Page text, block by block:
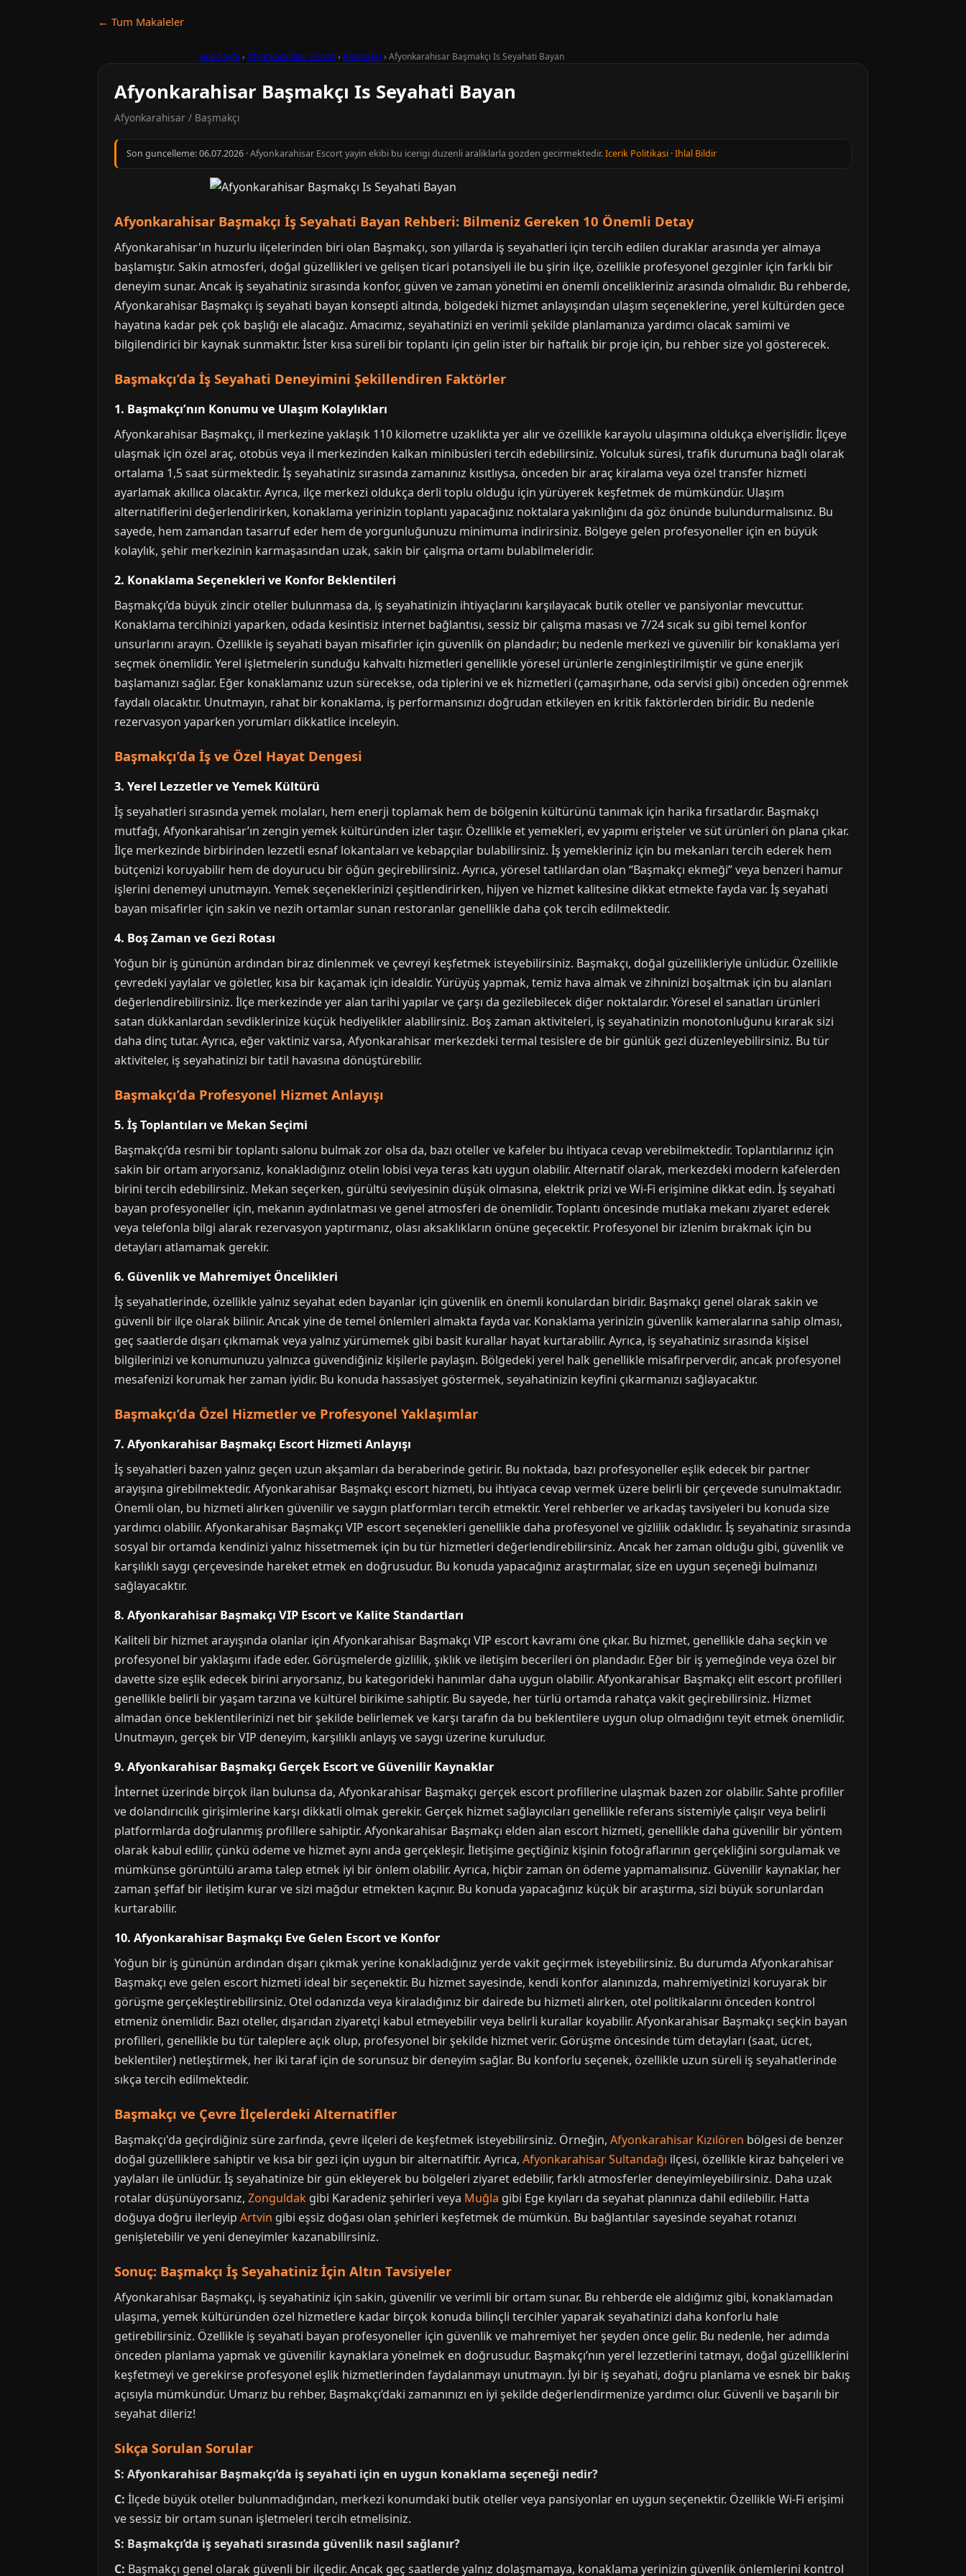
← Tum Makaleler
Ana Sayfa › Afyonkarahisar Escort› Başmakçı › Afyonkarahisar Başmakçı Is Seyahati Bayan
Afyonkarahisar Başmakçı Is Seyahati Bayan
Afyonkarahisar / Başmakçı
Son guncelleme:06.07.2026 · Afyonkarahisar Escort yayin ekibi bu icerigi duzenli araliklarla gozden gecirmektedir.Icerik Politikasi ·Ihlal Bildir
Afyonkarahisar Başmakçı İş Seyahati Bayan Rehberi: Bilmeniz Gereken 10 Önemli Detay
Afyonkarahisar'ın huzurlu ilçelerinden biri olan Başmakçı, son yıllarda iş seyahatleri için tercih edilen duraklar arasında yer almaya
başlamıştır. Sakin atmosferi, doğal güzellikleri ve gelişen ticari potansiyeli ile bu şirin ilçe, özellikle profesyonel gezginler için farklı bir
deneyim sunar. Ancak iş seyahatiniz sırasında konfor, güven ve zaman yönetimi en önemli öncelikleriniz arasında olmalıdır. Bu rehberde,
Afyonkarahisar Başmakçı iş seyahati bayan konsepti altında, bölgedeki hizmet anlayışından ulaşım seçeneklerine, yerel kültürden gece
hayatına kadar pek çok başlığı ele alacağız. Amacımız, seyahatinizi en verimli şekilde planlamanıza yardımcı olacak samimi ve
bilgilendirici bir kaynak sunmaktır. İster kısa süreli bir toplantı için gelin ister bir haftalık bir proje için, bu rehber size yol gösterecek.
Başmakçı’da İş Seyahati Deneyimini Şekillendiren Faktörler
1. Başmakçı’nın Konumu ve Ulaşım Kolaylıkları
Afyonkarahisar Başmakçı, il merkezine yaklaşık 110 kilometre uzaklıkta yer alır ve özellikle karayolu ulaşımına oldukça elverişlidir. İlçeye
ulaşmak için özel araç, otobüs veya il merkezinden kalkan minibüsleri tercih edebilirsiniz. Yolculuk süresi, trafik durumuna bağlı olarak
ortalama 1,5 saat sürmektedir. İş seyahatiniz sırasında zamanınız kısıtlıysa, önceden bir araç kiralama veya özel transfer hizmeti
ayarlamak akıllıca olacaktır. Ayrıca, ilçe merkezi oldukça derli toplu olduğu için yürüyerek keşfetmek de mümkündür. Ulaşım
alternatiflerini değerlendirirken, konaklama yerinizin toplantı yapacağınız noktalara yakınlığını da göz önünde bulundurmalısınız. Bu
sayede, hem zamandan tasarruf eder hem de yorgunluğunuzu minimuma indirirsiniz. Bölgeye gelen profesyoneller için en büyük
kolaylık, şehir merkezinin karmaşasından uzak, sakin bir çalışma ortamı bulabilmeleridir.
2. Konaklama Seçenekleri ve Konfor Beklentileri
Başmakçı’da büyük zincir oteller bulunmasa da, iş seyahatinizin ihtiyaçlarını karşılayacak butik oteller ve pansiyonlar mevcuttur.
Konaklama tercihinizi yaparken, odada kesintisiz internet bağlantısı, sessiz bir çalışma masası ve 7/24 sıcak su gibi temel konfor
unsurlarını arayın. Özellikle iş seyahati bayan misafirler için güvenlik ön plandadır; bu nedenle merkezi ve güvenilir bir konaklama yeri
seçmek önemlidir. Yerel işletmelerin sunduğu kahvaltı hizmetleri genellikle yöresel ürünlerle zenginleştirilmiştir ve güne enerjik
başlamanızı sağlar. Eğer konaklamanız uzun sürecekse, oda tiplerini ve ek hizmetleri (çamaşırhane, oda servisi gibi) önceden öğrenmek
faydalı olacaktır. Unutmayın, rahat bir konaklama, iş performansınızı doğrudan etkileyen en kritik faktörlerden biridir. Bu nedenle
rezervasyon yaparken yorumları dikkatlice inceleyin.
Başmakçı’da İş ve Özel Hayat Dengesi
3. Yerel Lezzetler ve Yemek Kültürü
İş seyahatleri sırasında yemek molaları, hem enerji toplamak hem de bölgenin kültürünü tanımak için harika fırsatlardır. Başmakçı
mutfağı, Afyonkarahisar’ın zengin yemek kültüründen izler taşır. Özellikle et yemekleri, ev yapımı erişteler ve süt ürünleri ön plana çıkar.
İlçe merkezinde birbirinden lezzetli esnaf lokantaları ve kebapçılar bulabilirsiniz. İş yemekleriniz için bu mekanları tercih ederek hem
bütçenizi koruyabilir hem de doyurucu bir öğün geçirebilirsiniz. Ayrıca, yöresel tatlılardan olan “Başmakçı ekmeği” veya benzeri hamur
işlerini denemeyi unutmayın. Yemek seçeneklerinizi çeşitlendirirken, hijyen ve hizmet kalitesine dikkat etmekte fayda var. İş seyahati
bayan misafirler için sakin ve nezih ortamlar sunan restoranlar genellikle daha çok tercih edilmektedir.
4. Boş Zaman ve Gezi Rotası
Yoğun bir iş gününün ardından biraz dinlenmek ve çevreyi keşfetmek isteyebilirsiniz. Başmakçı, doğal güzellikleriyle ünlüdür. Özellikle
çevredeki yaylalar ve göletler, kısa bir kaçamak için idealdir. Yürüyüş yapmak, temiz hava almak ve zihninizi boşaltmak için bu alanları
değerlendirebilirsiniz. İlçe merkezinde yer alan tarihi yapılar ve çarşı da gezilebilecek diğer noktalardır. Yöresel el sanatları ürünleri
satan dükkanlardan sevdiklerinize küçük hediyelikler alabilirsiniz. Boş zaman aktiviteleri, iş seyahatinizin monotonluğunu kırarak sizi
daha dinç tutar. Ayrıca, eğer vaktiniz varsa, Afyonkarahisar merkezdeki termal tesislere de bir günlük gezi düzenleyebilirsiniz. Bu tür
aktiviteler, iş seyahatinizi bir tatil havasına dönüştürebilir.
Başmakçı’da Profesyonel Hizmet Anlayışı
5. İş Toplantıları ve Mekan Seçimi
Başmakçı’da resmi bir toplantı salonu bulmak zor olsa da, bazı oteller ve kafeler bu ihtiyaca cevap verebilmektedir. Toplantılarınız için
sakin bir ortam arıyorsanız, konakladığınız otelin lobisi veya teras katı uygun olabilir. Alternatif olarak, merkezdeki modern kafelerden
birini tercih edebilirsiniz. Mekan seçerken, gürültü seviyesinin düşük olmasına, elektrik prizi ve Wi-Fi erişimine dikkat edin. İş seyahati
bayan profesyoneller için, mekanın aydınlatması ve genel atmosferi de önemlidir. Toplantı öncesinde mutlaka mekanı ziyaret ederek
veya telefonla bilgi alarak rezervasyon yaptırmanız, olası aksaklıkların önüne geçecektir. Profesyonel bir izlenim bırakmak için bu
detayları atlamamak gerekir.
6. Güvenlik ve Mahremiyet Öncelikleri
İş seyahatlerinde, özellikle yalnız seyahat eden bayanlar için güvenlik en önemli konulardan biridir. Başmakçı genel olarak sakin ve
güvenli bir ilçe olarak bilinir. Ancak yine de temel önlemleri almakta fayda var. Konaklama yerinizin güvenlik kameralarına sahip olması,
geç saatlerde dışarı çıkmamak veya yalnız yürümemek gibi basit kurallar hayat kurtarabilir. Ayrıca, iş seyahatiniz sırasında kişisel
bilgilerinizi ve konumunuzu yalnızca güvendiğiniz kişilerle paylaşın. Bölgedeki yerel halk genellikle misafirperverdir, ancak profesyonel
mesafenizi korumak her zaman iyidir. Bu konuda hassasiyet göstermek, seyahatinizin keyfini çıkarmanızı sağlayacaktır.
Başmakçı’da Özel Hizmetler ve Profesyonel Yaklaşımlar
7. Afyonkarahisar Başmakçı Escort Hizmeti Anlayışı
İş seyahatleri bazen yalnız geçen uzun akşamları da beraberinde getirir. Bu noktada, bazı profesyoneller eşlik edecek bir partner
arayışına girebilmektedir. Afyonkarahisar Başmakçı escort hizmeti, bu ihtiyaca cevap vermek üzere belirli bir çerçevede sunulmaktadır.
Önemli olan, bu hizmeti alırken güvenilir ve saygın platformları tercih etmektir. Yerel rehberler ve arkadaş tavsiyeleri bu konuda size
yardımcı olabilir. Afyonkarahisar Başmakçı VIP escort seçenekleri genellikle daha profesyonel ve gizlilik odaklıdır. İş seyahatiniz sırasında
sosyal bir ortamda kendinizi yalnız hissetmemek için bu tür hizmetleri değerlendirebilirsiniz. Ancak her zaman olduğu gibi, güvenlik ve
karşılıklı saygı çerçevesinde hareket etmek en doğrusudur. Bu konuda yapacağınız araştırmalar, size en uygun seçeneği bulmanızı
sağlayacaktır.
8. Afyonkarahisar Başmakçı VIP Escort ve Kalite Standartları
Kaliteli bir hizmet arayışında olanlar için Afyonkarahisar Başmakçı VIP escort kavramı öne çıkar. Bu hizmet, genellikle daha seçkin ve
profesyonel bir yaklaşımı ifade eder. Görüşmelerde gizlilik, şıklık ve iletişim becerileri ön plandadır. Eğer bir iş yemeğinde veya özel bir
davette size eşlik edecek birini arıyorsanız, bu kategorideki hanımlar daha uygun olabilir. Afyonkarahisar Başmakçı elit escort profilleri
genellikle belirli bir yaşam tarzına ve kültürel birikime sahiptir. Bu sayede, her türlü ortamda rahatça vakit geçirebilirsiniz. Hizmet
almadan önce beklentilerinizi net bir şekilde belirlemek ve karşı tarafın da bu beklentilere uygun olup olmadığını teyit etmek önemlidir.
Unutmayın, gerçek bir VIP deneyim, karşılıklı anlayış ve saygı üzerine kuruludur.
9. Afyonkarahisar Başmakçı Gerçek Escort ve Güvenilir Kaynaklar
İnternet üzerinde birçok ilan bulunsa da, Afyonkarahisar Başmakçı gerçek escort profillerine ulaşmak bazen zor olabilir. Sahte profiller
ve dolandırıcılık girişimlerine karşı dikkatli olmak gerekir. Gerçek hizmet sağlayıcıları genellikle referans sistemiyle çalışır veya belirli
platformlarda doğrulanmış profillere sahiptir. Afyonkarahisar Başmakçı elden alan escort hizmeti, genellikle daha güvenilir bir yöntem
olarak kabul edilir, çünkü ödeme ve hizmet aynı anda gerçekleşir. İletişime geçtiğiniz kişinin fotoğraflarının gerçekliğini sorgulamak ve
mümkünse görüntülü arama talep etmek iyi bir önlem olabilir. Ayrıca, hiçbir zaman ön ödeme yapmamalısınız. Güvenilir kaynaklar, her
zaman şeffaf bir iletişim kurar ve sizi mağdur etmekten kaçınır. Bu konuda yapacağınız küçük bir araştırma, sizi büyük sorunlardan
kurtarabilir.
10. Afyonkarahisar Başmakçı Eve Gelen Escort ve Konfor
Yoğun bir iş gününün ardından dışarı çıkmak yerine konakladığınız yerde vakit geçirmek isteyebilirsiniz. Bu durumda Afyonkarahisar
Başmakçı eve gelen escort hizmeti ideal bir seçenektir. Bu hizmet sayesinde, kendi konfor alanınızda, mahremiyetinizi koruyarak bir
görüşme gerçekleştirebilirsiniz. Otel odanızda veya kiraladığınız bir dairede bu hizmeti alırken, otel politikalarını önceden kontrol
etmeniz önemlidir. Bazı oteller, dışarıdan ziyaretçi kabul etmeyebilir veya belirli kurallar koyabilir. Afyonkarahisar Başmakçı seçkin bayan
profilleri, genellikle bu tür taleplere açık olup, profesyonel bir şekilde hizmet verir. Görüşme öncesinde tüm detayları (saat, ücret,
beklentiler) netleştirmek, her iki taraf için de sorunsuz bir deneyim sağlar. Bu konforlu seçenek, özellikle uzun süreli iş seyahatlerinde
sıkça tercih edilmektedir.
Başmakçı ve Çevre İlçelerdeki Alternatifler
Başmakçı'da geçirdiğiniz süre zarfında, çevre ilçeleri de keşfetmek isteyebilirsiniz. Örneğin, Afyonkarahisar Kızılören bölgesi de benzer
doğal güzelliklere sahiptir ve kısa bir gezi için uygun bir alternatiftir. Ayrıca, Afyonkarahisar Sultandağı ilçesi, özellikle kiraz bahçeleri ve
yaylaları ile ünlüdür. İş seyahatinize bir gün ekleyerek bu bölgeleri ziyaret edebilir, farklı atmosferler deneyimleyebilirsiniz. Daha uzak
rotalar düşünüyorsanız, Zonguldak gibi Karadeniz şehirleri veya Muğla gibi Ege kıyıları da seyahat planınıza dahil edilebilir. Hatta
doğuya doğru ilerleyip Artvin gibi eşsiz doğası olan şehirleri keşfetmek de mümkün. Bu bağlantılar sayesinde seyahat rotanızı
genişletebilir ve yeni deneyimler kazanabilirsiniz.
Sonuç: Başmakçı İş Seyahatiniz İçin Altın Tavsiyeler
Afyonkarahisar Başmakçı, iş seyahatiniz için sakin, güvenilir ve verimli bir ortam sunar. Bu rehberde ele aldığımız gibi, konaklamadan
ulaşıma, yemek kültüründen özel hizmetlere kadar birçok konuda bilinçli tercihler yaparak seyahatinizi daha konforlu hale
getirebilirsiniz. Özellikle iş seyahati bayan profesyoneller için güvenlik ve mahremiyet her şeyden önce gelir. Bu nedenle, her adımda
önceden planlama yapmak ve güvenilir kaynaklara yönelmek en doğrusudur. Başmakçı’nın yerel lezzetlerini tatmayı, doğal güzelliklerini
keşfetmeyi ve gerekirse profesyonel eşlik hizmetlerinden faydalanmayı unutmayın. İyi bir iş seyahati, doğru planlama ve esnek bir bakış
açısıyla mümkündür. Umarız bu rehber, Başmakçı’daki zamanınızı en iyi şekilde değerlendirmenize yardımcı olur. Güvenli ve başarılı bir
seyahat dileriz!
Sıkça Sorulan Sorular
S: Afyonkarahisar Başmakçı’da iş seyahati için en uygun konaklama seçeneği nedir?
C: İlçede büyük oteller bulunmadığından, merkezi konumdaki butik oteller veya pansiyonlar en uygun seçenektir. Özellikle Wi-Fi erişimi
ve sessiz bir ortam sunan işletmeleri tercih etmelisiniz.
S: Başmakçı’da iş seyahati sırasında güvenlik nasıl sağlanır?
C: Başmakçı genel olarak güvenli bir ilçedir. Ancak geç saatlerde yalnız dolaşmamaya, konaklama yerinizin güvenlik önlemlerini kontrol